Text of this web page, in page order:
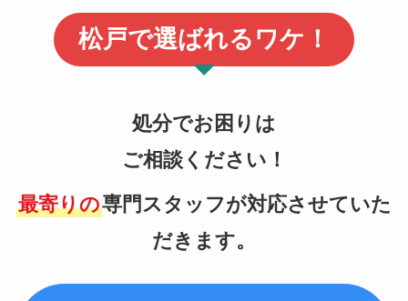
松戸で選ばれるワケ！
処分でお困りは
ご相談ください！
最寄りの専門スタッフが対応させていた
だきます。